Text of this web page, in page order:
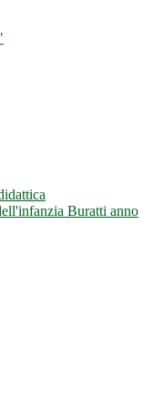
Buratti anno